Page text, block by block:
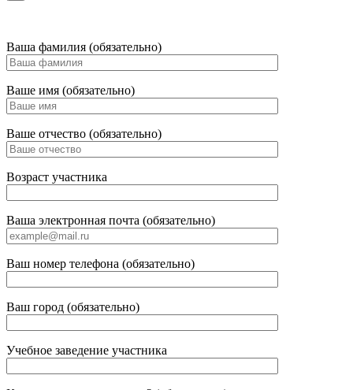
Ваша фамилия (обязательно)
Ваше имя (обязательно)
Ваше отчество (обязательно)
Возраст участника
Ваша электронная почта (обязательно)
Ваш номер телефона (обязательно)
Ваш город (обязательно)
Учебное заведение участника